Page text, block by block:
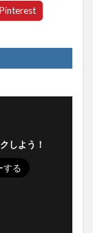
しよう！